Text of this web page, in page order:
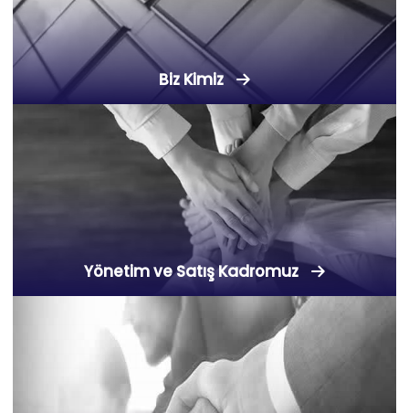
Biz Kimiz
Yönetim ve Satış Kadromuz